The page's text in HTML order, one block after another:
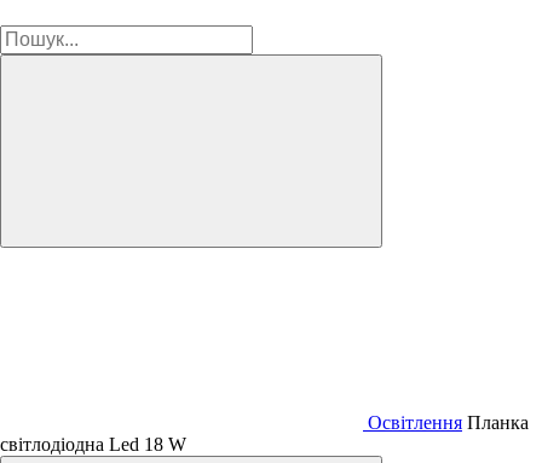
Освітлення Планка
світлодіодна Led 18 W